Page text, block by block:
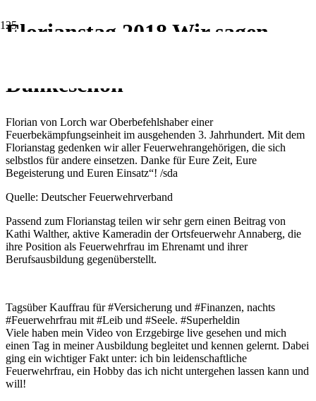
Florianstag 2018 Wir sagen
Dankeschön
Florian von Lorch war Oberbefehlshaber einer
Feuerbekämpfungseinheit im ausgehenden 3. Jahrhundert. Mit dem
Florianstag gedenken wir aller Feuerwehrangehörigen, die sich
selbstlos für andere einsetzen. Danke für Eure Zeit, Eure
Begeisterung und Euren Einsatz“! /sda
Quelle: Deutscher Feuerwehrverband
Passend zum Florianstag teilen wir sehr gern einen Beitrag von
Kathi Walther, aktive Kameradin der Ortsfeuerwehr Annaberg, die
ihre Position als Feuerwehrfrau im Ehrenamt und ihrer
Berufsausbildung gegenüberstellt.
Tagsüber Kauffrau für #Versicherung und #Finanzen, nachts
#Feuerwehrfrau mit #Leib und #Seele. #Superheldin
Viele haben mein Video von Erzgebirge live gesehen und mich
einen Tag in meiner Ausbildung begleitet und kennen gelernt. Dabei
ging ein wichtiger Fakt unter: ich bin leidenschaftliche
Feuerwehrfrau, ein Hobby das ich nicht untergehen lassen kann und
will!